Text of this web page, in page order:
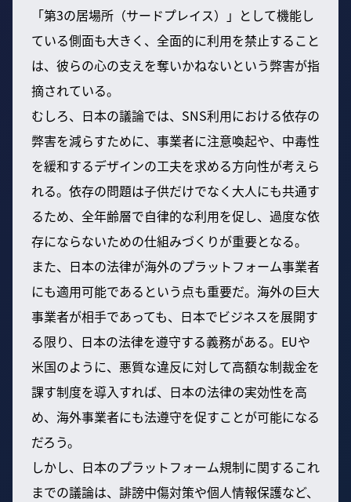
「第3の居場所（サードプレイス）」として機能し
ている側面も大きく、全面的に利用を禁止すること
は、彼らの心の支えを奪いかねないという弊害が指
摘されている。
むしろ、日本の議論では、SNS利用における依存の
弊害を減らすために、事業者に注意喚起や、中毒性
を緩和するデザインの工夫を求める方向性が考えら
れる。依存の問題は子供だけでなく大人にも共通す
るため、全年齢層で自律的な利用を促し、過度な依
存にならないための仕組みづくりが重要となる。
また、日本の法律が海外のプラットフォーム事業者
にも適用可能であるという点も重要だ。海外の巨大
事業者が相手であっても、日本でビジネスを展開す
る限り、日本の法律を遵守する義務がある。EUや
米国のように、悪質な違反に対して高額な制裁金を
課す制度を導入すれば、日本の法律の実効性を高
め、海外事業者にも法遵守を促すことが可能になる
だろう。
しかし、日本のプラットフォーム規制に関するこれ
までの議論は、誹謗中傷対策や個人情報保護など、